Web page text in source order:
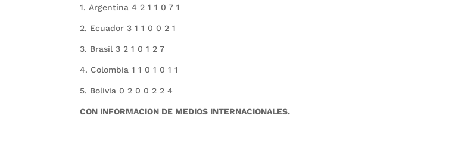
1. Argentina 4 2 1 1 0 7 1
2. Ecuador 3 1 1 0 0 2 1
3. Brasil 3 2 1 0 1 2 7
4. Colombia 1 1 0 1 0 1 1
5. Bolivia 0 2 0 0 2 2 4
CON INFORMACION DE MEDIOS INTERNACIONALES.